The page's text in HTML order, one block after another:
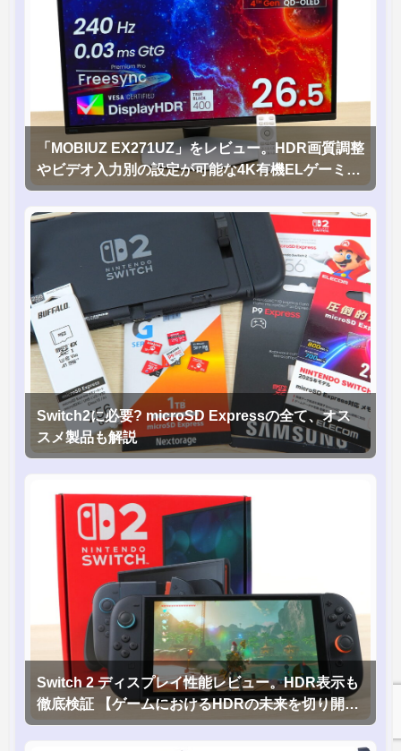
「MOBIUZ EX271UZ」をレビュー。HDR画質調整
やビデオ入力別の設定が可能な4K有機ELゲーミン
グモニタを徹底検証
Switch2に必要? microSD Expressの全て、オス
スメ製品も解説
Switch 2 ディスプレイ性能レビュー。HDR表示も
徹底検証 【ゲームにおけるHDRの未来を切り開く
1台！】